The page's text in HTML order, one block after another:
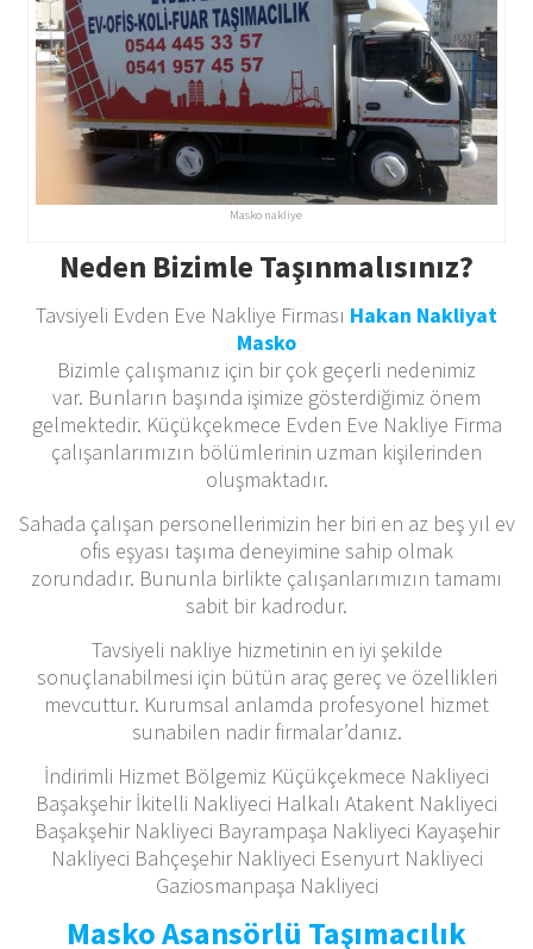
Masko nakliye
Neden Bizimle Taşınmalısınız?
Tavsiyeli Evden Eve Nakliye Firması Hakan Nakliyat
Masko
Bizimle çalışmanız için bir çok geçerli nedenimiz
var. Bunların başında işimize gösterdiğimiz önem
gelmektedir. Küçükçekmece Evden Eve Nakliye Firma
çalışanlarımızın bölümlerinin uzman kişilerinden
oluşmaktadır.
Sahada çalışan personellerimizin her biri en az beş yıl ev
ofis eşyası taşıma deneyimine sahip olmak
zorundadır. Bununla birlikte çalışanlarımızın tamamı
sabit bir kadrodur.
Tavsiyeli nakliye hizmetinin en iyi şekilde
sonuçlanabilmesi için bütün araç gereç ve özellikleri
mevcuttur. Kurumsal anlamda profesyonel hizmet
sunabilen nadir firmalar’danız.
İndirimli Hizmet Bölgemiz Küçükçekmece Nakliyeci
Başakşehir İkitelli Nakliyeci Halkalı Atakent Nakliyeci
Başakşehir Nakliyeci Bayrampaşa Nakliyeci Kayaşehir
Nakliyeci Bahçeşehir Nakliyeci Esenyurt Nakliyeci
Gaziosmanpaşa Nakliyeci
Masko Asansörlü Taşımacılık